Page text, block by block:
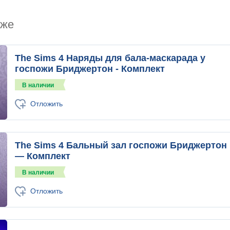
The Sims 4 Наряды для бала-маскарада у
госпожи Бриджертон - Комплект
В наличии
Отложить
The Sims 4 Бальный зал госпожи Бриджертон
— Комплект
В наличии
Отложить